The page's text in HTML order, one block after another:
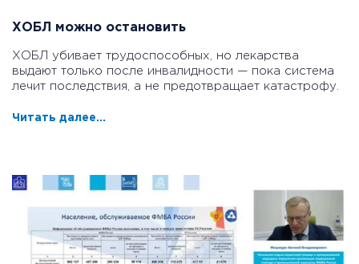
ХОБЛ можно остановить
ХОБЛ убивает трудоспособных, но лекарства
выдают только после инвалидности — пока система
лечит последствия, а не предотвращает катастрофу.
Читать далее...